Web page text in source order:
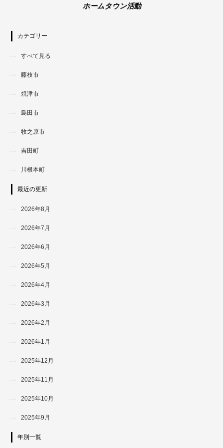
ホームタウン活動
カテゴリー
すべて見る
藤枝市
焼津市
島田市
牧之原市
吉田町
川根本町
最近の更新
2026年8月
2026年7月
2026年6月
2026年5月
2026年4月
2026年3月
2026年2月
2026年1月
2025年12月
2025年11月
2025年10月
2025年9月
年別一覧